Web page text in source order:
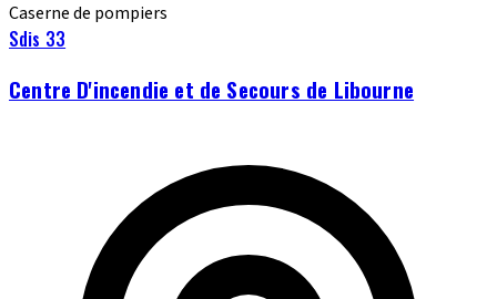
Caserne de pompiers
Sdis 33
Centre D'incendie et de Secours de Libourne